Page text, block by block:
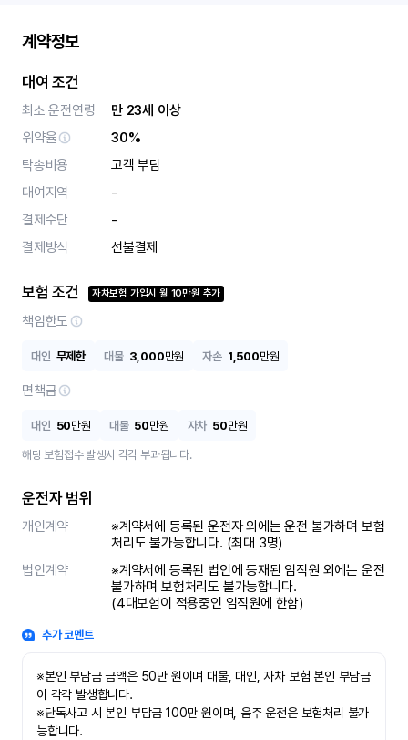
계약정보
대여 조건
최소 운전연령
만 23세 이상
위약율
30%
탁송비용
고객 부담
대여지역
-
결제수단
-
결제방식
선불결제
보험 조건 자차보험 가입시월 10만원 추가
책임한도
대인 무제한 대물 3,000만원 자손 1,500만원
면책금
대인 50만원 대물 50만원 자차 50만원
해당 보험접수 발생시 각각 부과됩니다.
운전자 범위
개인계약
※계약서에 등록된 운전자 외에는 운전 불가하며 보험
처리도 불가능합니다. (최대 3명)
법인계약
※계약서에 등록된 법인에 등재된 임직원 외에는 운전
불가하며 보험처리도 불가능합니다.
(4대보험이 적용중인 임직원에 한함)
추가 코멘트
※본인 부담금 금액은 50만 원이며 대물, 대인, 자차 보험 본인 부담금
이 각각 발생합니다.
※단독사고 시 본인 부담금 100만 원이며, 음주 운전은 보험처리 불가
능합니다.